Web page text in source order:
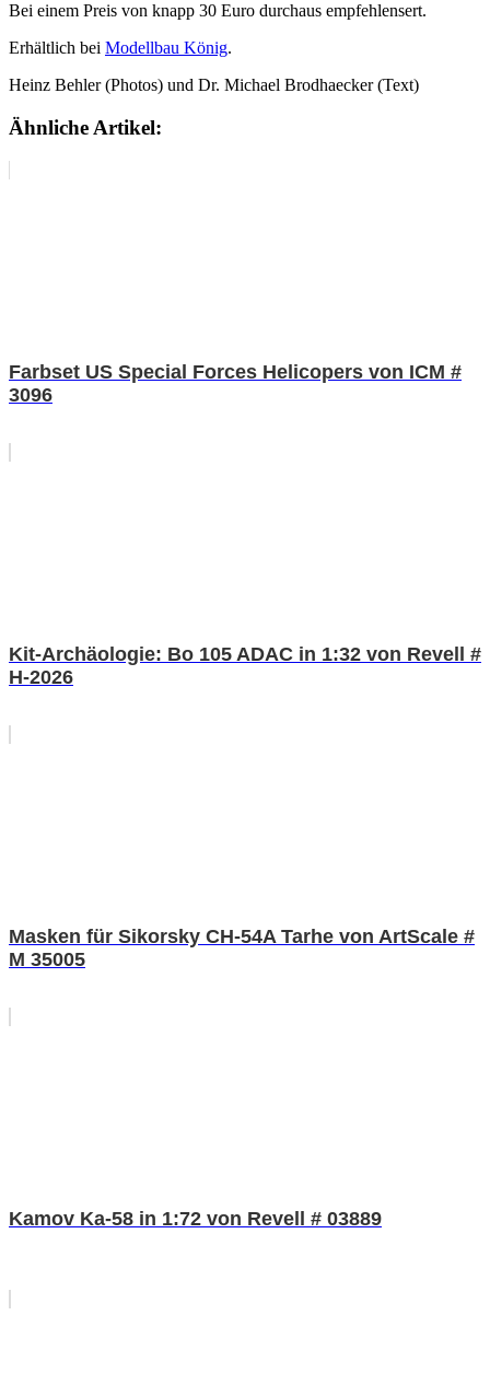
Bei einem Preis von knapp 30 Euro durchaus empfehlensert.
Erhältlich bei Modellbau König.
Heinz Behler (Photos) und Dr. Michael Brodhaecker (Text)
Ähnliche Artikel:
Farbset US Special Forces Helicopers von ICM #
3096
Kit-Archäologie: Bo 105 ADAC in 1:32 von Revell #
H-2026
Masken für Sikorsky CH-54A Tarhe von ArtScale #
M 35005
Kamov Ka-58 in 1:72 von Revell # 03889